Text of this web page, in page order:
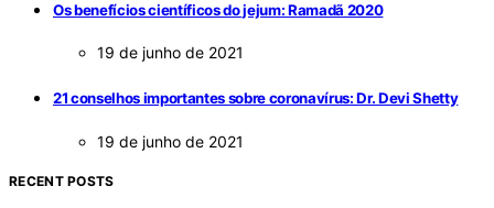
Os benefícios científicos do jejum: Ramadã 2020
19 de junho de 2021
21 conselhos importantes sobre coronavírus: Dr. Devi Shetty
19 de junho de 2021
RECENT POSTS